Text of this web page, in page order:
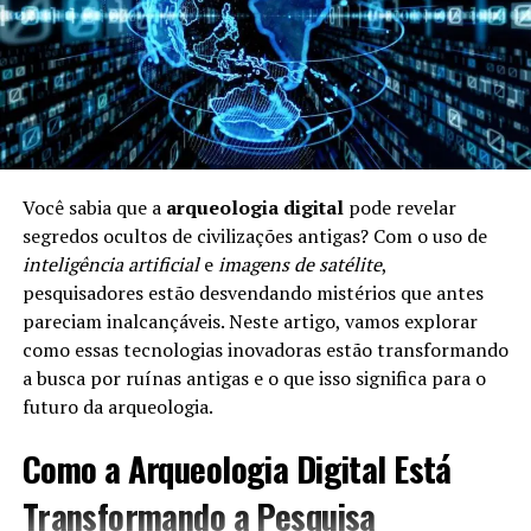
Alimentação e Longevidade
Aalimentaçãoé um dos pilares da longevidade. Uma
dieta equilibrada e rica em nutrientes pode aumentar a
expectativa de vida. Aqui estão alguns pontos
Frutas e Verduras:Ricas em vitaminas e
antioxidantes, ajudam a combater doenças.
Riqueza em Omega-3:Alimentos como peixe e
nozes são benéficos para o coração.
Moderação:Comer porções controladas é crucial
para evitar doenças ligadas à obesidade.
A Importância da Atividade Física
Manter-se fisicamente ativo é essencial para a
Você sabia que a arqueologia digitalpode revelar
segredos ocultos de civilizações antigas? Com o uso de
inteligência artificialeimagens de satélite,
pesquisadores estão desvendando mistérios que antes
pareciam inalcançáveis. Neste artigo, vamos explorar
como essas tecnologias inovadoras estão transformando
a busca por ruínas antigas e o que isso significa para o
futuro da arqueologia.
Como a Arqueologia Digital Está
Transformando a Pesquisa